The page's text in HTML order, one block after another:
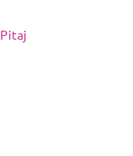
Pitaj